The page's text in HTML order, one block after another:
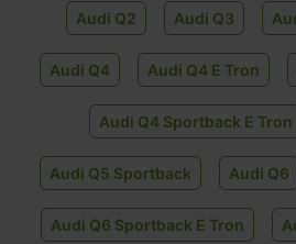
Audi Q2 Audi Q3
Audi Q4 Audi Q4 E Tron
Audi Q4 Sportback E Tron
Audi Q5 Sportback Audi Q6
Audi Q6 Sportback E Tron